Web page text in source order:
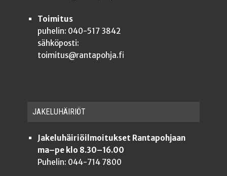
Toimitus
puhelin: 040-517 3842
sähköposti:
toimitus@rantapohja.fi
JAKE­LU­HÄI­RIÖT
Jakeluhäiriöilmoitukset Rantapohjaan
ma–pe klo 8.30–16.00
Puhelin: 044-714 7800